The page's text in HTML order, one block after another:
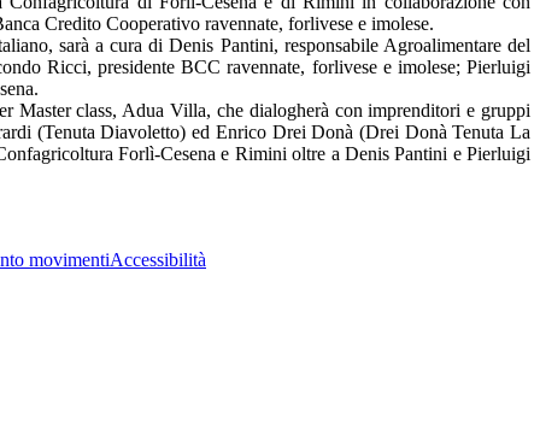
Credito Cooperativo ravennate, forlivese e imolese.
sarà a cura di Denis Pantini, responsabile Agroalimentare del
Ricci, presidente BCC ravennate, forlivese e imolese; Pierluigi
Master class, Adua Villa, che dialogherà con imprenditori e gruppi
(Tenuta Diavoletto) ed Enrico Drei Donà (Drei Donà Tenuta La
Forlì-Cesena e Rimini oltre a Denis Pantini e Pierluigi
movimentiAccessibilità